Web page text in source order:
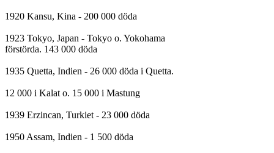
1920 Kansu, Kina - 200 000 döda
1923 Tokyo, Japan - Tokyo o. Yokohama
förstörda. 143 000 döda
1935 Quetta, Indien - 26 000 döda i Quetta.
12 000 i Kalat o. 15 000 i Mastung
1939 Erzincan, Turkiet - 23 000 döda
1950 Assam, Indien - 1 500 döda